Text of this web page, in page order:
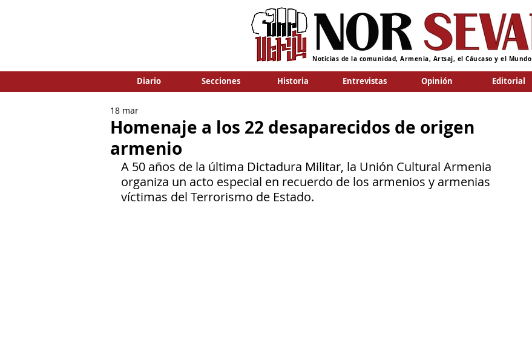
Noticias de la comunidad, Armenia, Artsaj, el Cáucaso y el Mundo
Diario Secciones Historia Entrevistas Opinión Editorial
Homenaje a los 22 desaparecidos de origen
armenio
18 mar
A 50 años de la última Dictadura Militar, la Unión Cultural Armenia
organiza un acto especial en recuerdo de los armenios y armenias
víctimas del Terrorismo de Estado.